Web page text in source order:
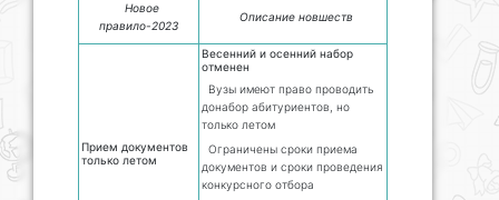
Новое
правило-2023
Описание новшеств
Прием документов
только летом
Весенний и осенний набор
отменен
Вузы имеют право проводить
донабор абитуриентов, но
только летом
Ограничены сроки приема
документов и сроки проведения
конкурсного отбора